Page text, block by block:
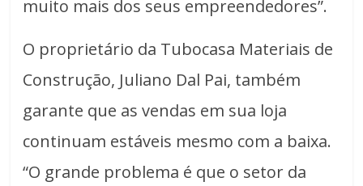
muito mais dos seus empreendedores”.
O proprietário da Tubocasa Materiais de
Construção, Juliano Dal Pai, também
garante que as vendas em sua loja
continuam estáveis mesmo com a baixa.
“O grande problema é que o setor da